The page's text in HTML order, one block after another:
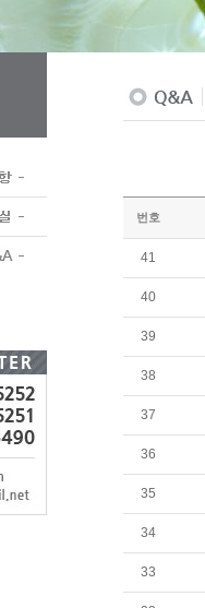
번호
41
40
39
38
37
36
35
34
33